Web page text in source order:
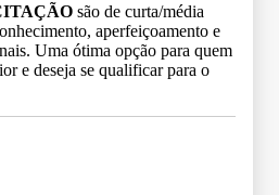
são de curta/média
aperfeiçoamento e
Uma ótima opção para quem
e deseja se qualificar para o